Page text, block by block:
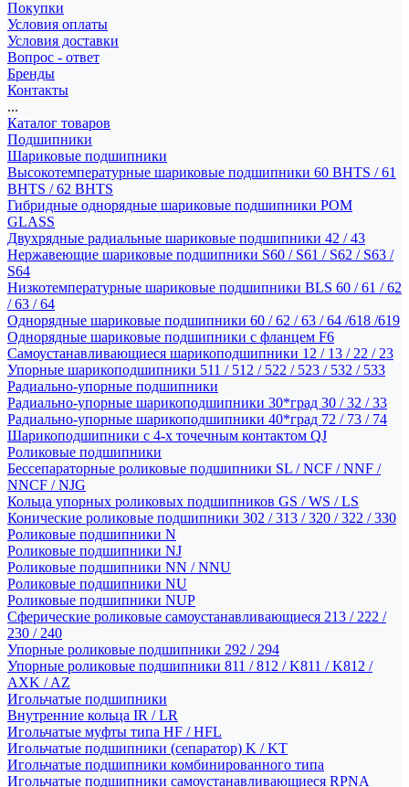
Покупки
Условия оплаты
Условия доставки
Вопрос - ответ
Бренды
Контакты
...
Каталог товаров
Подшипники
Шариковые подшипники
Высокотемпературные шариковые подшипники 60 BHTS / 61
BHTS / 62 BHTS
Гибридные однорядные шариковые подшипники POM
GLASS
Двухрядные радиальные шариковые подшипники 42 / 43
Нержавеющие шариковые подшипники S60 / S61 / S62 / S63 /
S64
Низкотемпературные шариковые подшипники BLS 60 / 61 / 62
/ 63 / 64
Однорядные шариковые подшипники 60 / 62 / 63 / 64 /618 /619
Однорядные шариковые подшипники с фланцем F6
Самоустанавливающиеся шарикоподшипники 12 / 13 / 22 / 23
Упорные шарикоподшипники 511 / 512 / 522 / 523 / 532 / 533
Радиально-упорные подшипники
Радиально-упорные шарикоподшипники 30*град 30 / 32 / 33
Радиально-упорные шарикоподшипники 40*град 72 / 73 / 74
Шарикоподшипники с 4-х точечным контактом QJ
Роликовые подшипники
Бессепараторные роликовые подшипники SL / NCF / NNF /
NNCF / NJG
Кольца упорных роликовых подшипников GS / WS / LS
Конические роликовые подшипники 302 / 313 / 320 / 322 / 330
Роликовые подшипники N
Роликовые подшипники NJ
Роликовые подшипники NN / NNU
Роликовые подшипники NU
Роликовые подшипники NUP
Сферические роликовые самоустанавливающиеся 213 / 222 /
230 / 240
Упорные роликовые подшипники 292 / 294
Упорные роликовые подшипники 811 / 812 / K811 / K812 /
AXK / AZ
Игольчатые подшипники
Внутренние кольца IR / LR
Игольчатые муфты типа HF / HFL
Игольчатые подшипники (сепаратор) K / KT
Игольчатые подшипники комбинированного типа
Игольчатые подшипники самоустанавливающиеся RPNA